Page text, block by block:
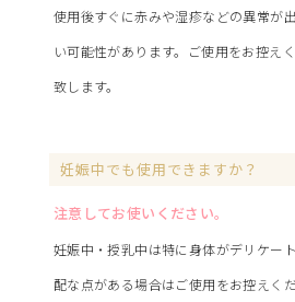
使用後すぐに赤みや湿疹などの異常が
い可能性があります。ご使用をお控え
致します。
妊娠中でも使用できますか？
注意してお使いください。
妊娠中・授乳中は特に身体がデリケー
配な点がある場合はご使用をお控えくだ